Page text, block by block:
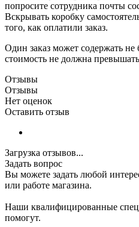
попросите сотрудника почты
Вскрывать коробку
того, как оплатили заказ.
Один заказ может содержать
стоимость не должна
Отзывы
Отзывы
Нет оценок
Оставить отзыв
Загрузка отзывов...
Задать вопрос
Вы можете задать любой
или работе магазина.
Наши квалифицированные
помогут.